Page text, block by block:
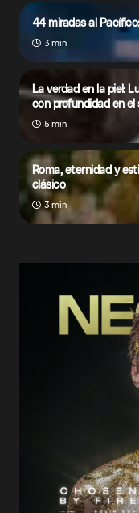
44 miradas al
3 min
La verdad en la piel:
con profundidad en
5 min
Roma, eternidad y
clásico
3 min